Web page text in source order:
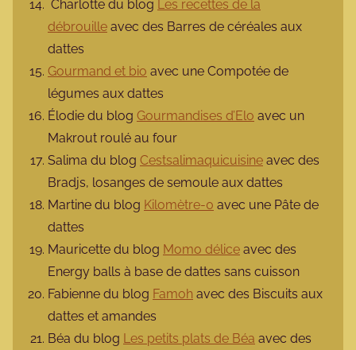
Charlotte du blog Les recettes de la
débrouille avec des Barres de céréales aux
dattes
Gourmand et bio avec une Compotée de
légumes aux dattes
Élodie du blog Gourmandises d’Elo avec un
Makrout roulé au four
Salima du blog Cestsalimaquicuisine avec des
Bradjs, losanges de semoule aux dattes
Martine du blog Kilomètre-0 avec une Pâte de
dattes
Mauricette du blog Momo délice avec des
Energy balls à base de dattes sans cuisson
Fabienne du blog Famoh avec des Biscuits aux
dattes et amandes
Béa du blog Les petits plats de Béa avec des